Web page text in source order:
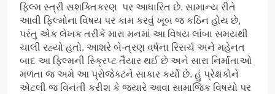
ફિલ્મ સ્ત્રી સશક્તિકરણ પર આધારિત છે. સામાન્ય રીતે
આવી ફિલ્મોના વિષય પર કામ કરવું ખૂબ જ કઠિન હોય છે,
પરંતુ એક લેખક તરીકે મારા મનમાં આ વિષય લાંબા સમયથી
ચાલી રહ્યો હતો. આશરે બે-ત્રણ વર્ષના રિસર્ચ અને મહેનત
બાદ આ ફિલ્મની સ્ક્રિપ્ટ તૈયાર થઈ છે અને સારા નિર્માતાઓ
મળતા જ અમે આ પ્રોજેક્ટને સાકાર કર્યો છે. હું પ્રેક્ષકોને
એટલી જ વિનંતી કરીશ કે જ્યારે આવા સામાજિક વિષયો પર